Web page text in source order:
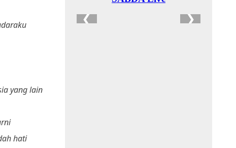
yang lain
hati